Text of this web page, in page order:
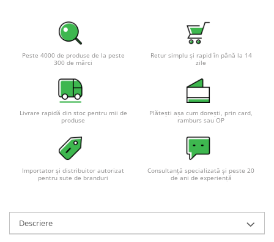
Sisteme fotovoltaice complete
Sisteme fotovoltaice de putere
Sisteme fotovoltaice profesionale
Pachete sisteme fotovoltaice
Statii de incarcare vehicule
electrice
Statii de incarcare
Cabluri de incarcare vehicule
electrice
Prize de incarcare vehicule
Accesorii
Turbine eoliene pentru casă
Peste 4000 de produse de la peste
300 de mărci
Retur simplu și rapid în până la 14
zile
Livrare rapidă din stoc pentru mii de
produse
Plătești așa cum dorești, prin card,
ramburs sau OP
Importator și distribuitor autorizat
pentru sute de branduri
Consultanță specializată și peste 20
de ani de experiență
Descriere